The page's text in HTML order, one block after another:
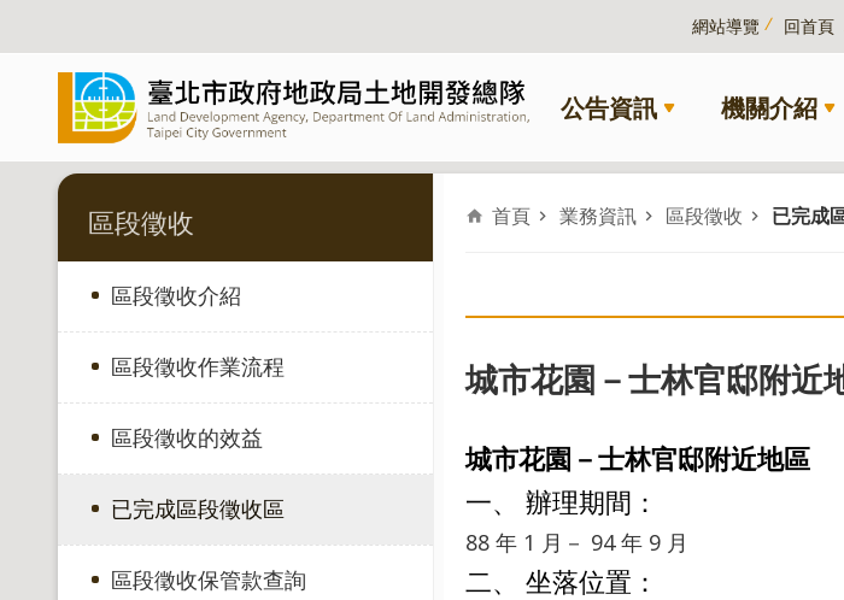
網站導覽 回首頁
公告資訊 機關介紹
區段徵收
區段徵收介紹
區段徵收作業流程
區段徵收的效益
已完成區段徵收區
區段徵收保管款查詢
首頁 業務資訊 區段徵收 已完成
城市花園－士林官邸附近
城市花園－士林官邸附近地區
一、 辦理期間：
88 年 1 月－ 94 年 9 月
二、 坐落位置：